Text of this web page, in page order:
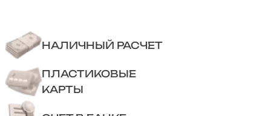
НАЛИЧНЫЙ РАСЧЕТ
ПЛАСТИКОВЫЕ
КАРТЫ